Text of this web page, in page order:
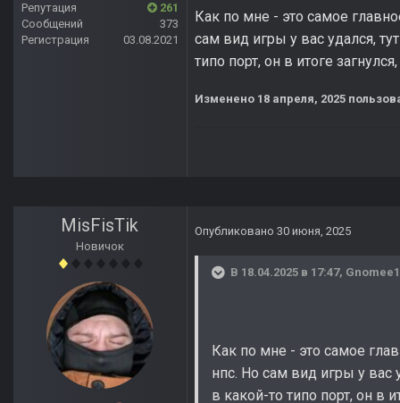
Репутация
261
Сообщений
373
Регистрация
03.08.2021
Как по мне - это самое
сам вид игры у вас удался,
типо порт, он в итоге
Изменено 18 апреля, 2025
MisFisTik
Новичок
Опубликовано 30 июня, 2025
В 18.04.2025 в 17:47,
Как по мне - это самое
нпс. Но сам вид игры у вас
в какой-то типо порт, он в